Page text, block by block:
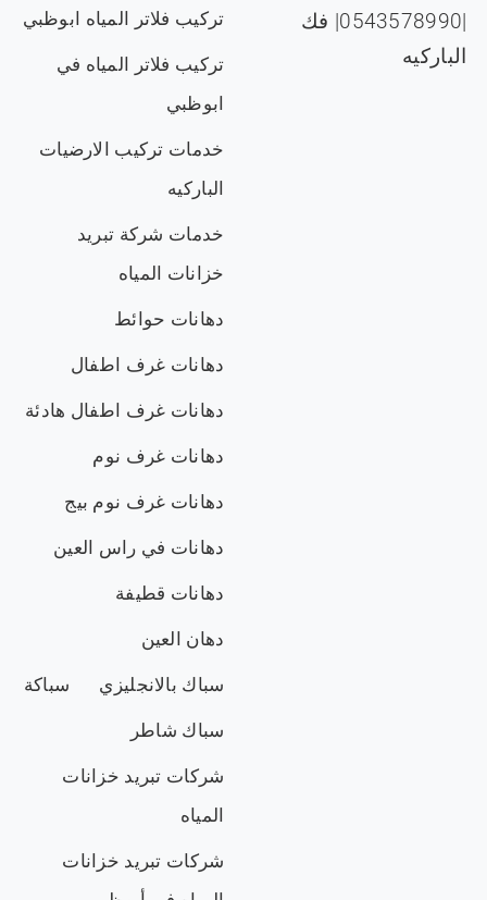
|0543578990| فك
الباركيه
تركيب فلاتر المياه ابوظبي
تركيب فلاتر المياه في
ابوظبي
خدمات تركيب الارضيات
الباركيه
خدمات شركة تبريد
خزانات المياه
دهانات حوائط
دهانات غرف اطفال
دهانات غرف اطفال هادئة
دهانات غرف نوم
دهانات غرف نوم بيج
دهانات في راس العين
دهانات قطيفة
دهان العين
سباك بالانجليزي سباكة
سباك شاطر
شركات تبريد خزانات
المياه
شركات تبريد خزانات